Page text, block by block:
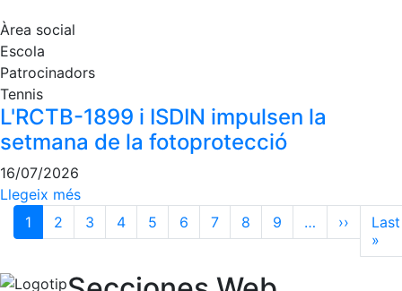
Àrea social
Escola
Patrocinadors
Tennis
L'RCTB-1899 i ISDIN impulsen la
setmana de la fotoprotecció
16/07/2026
Llegeix més
Paginació
1 2 3 4 5 6 7 8 9 … ››
Last
»